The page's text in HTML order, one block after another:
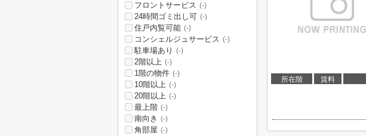
所在階 賃料
フロントサービス (-)
24時間ゴミ出し可 (-)
住戸内覧可能 (-)
コンシェルジュサービス (-)
駐車場あり (-)
2階以上 (-)
1階の物件 (-)
10階以上 (-)
20階以上 (-)
最上階 (-)
南向き (-)
角部屋 (-)